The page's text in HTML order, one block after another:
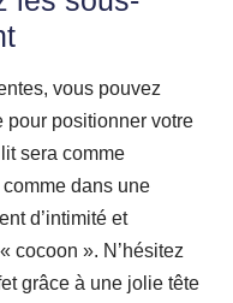
vous pouvez
pour positionner votre
sera comme
dans une
d’intimité et
cocoon ». N’hésitez
grâce à une jolie tête